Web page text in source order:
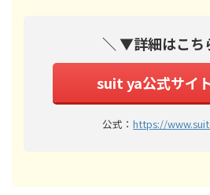
＼ ▼詳細はこ
suit ya公式サイ
公式： https://